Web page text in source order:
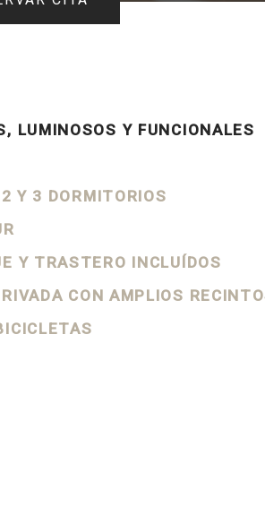
LUMINOSOS Y FUNCIONALES
Y 3 DORMITORIOS
Y TRASTERO INCLUÍDOS
CON AMPLIOS